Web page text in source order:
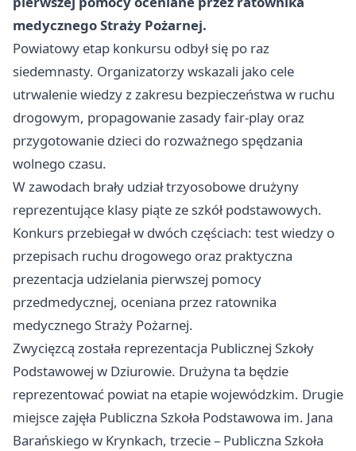
medycznego Straży Pożarnej.
Powiatowy etap konkursu odbył się po raz
siedemnasty. Organizatorzy wskazali jako cele
utrwalenie wiedzy z zakresu bezpieczeństwa w ruchu
drogowym, propagowanie zasady fair-play oraz
przygotowanie dzieci do rozważnego spędzania
wolnego czasu.
W zawodach brały udział trzyosobowe drużyny
reprezentujące klasy piąte ze szkół podstawowych.
Konkurs przebiegał w dwóch częściach: test wiedzy o
przepisach ruchu drogowego oraz praktyczna
prezentacja udzielania pierwszej pomocy
przedmedycznej, oceniana przez ratownika
medycznego Straży Pożarnej.
Zwycięzcą została reprezentacja Publicznej Szkoły
Podstawowej w Dziurowie. Drużyna ta będzie
reprezentować powiat na etapie wojewódzkim. Drugie
miejsce zajęła Publiczna Szkoła Podstawowa im. Jana
Barańskiego w Krynkach, trzecie – Publiczna Szkoła